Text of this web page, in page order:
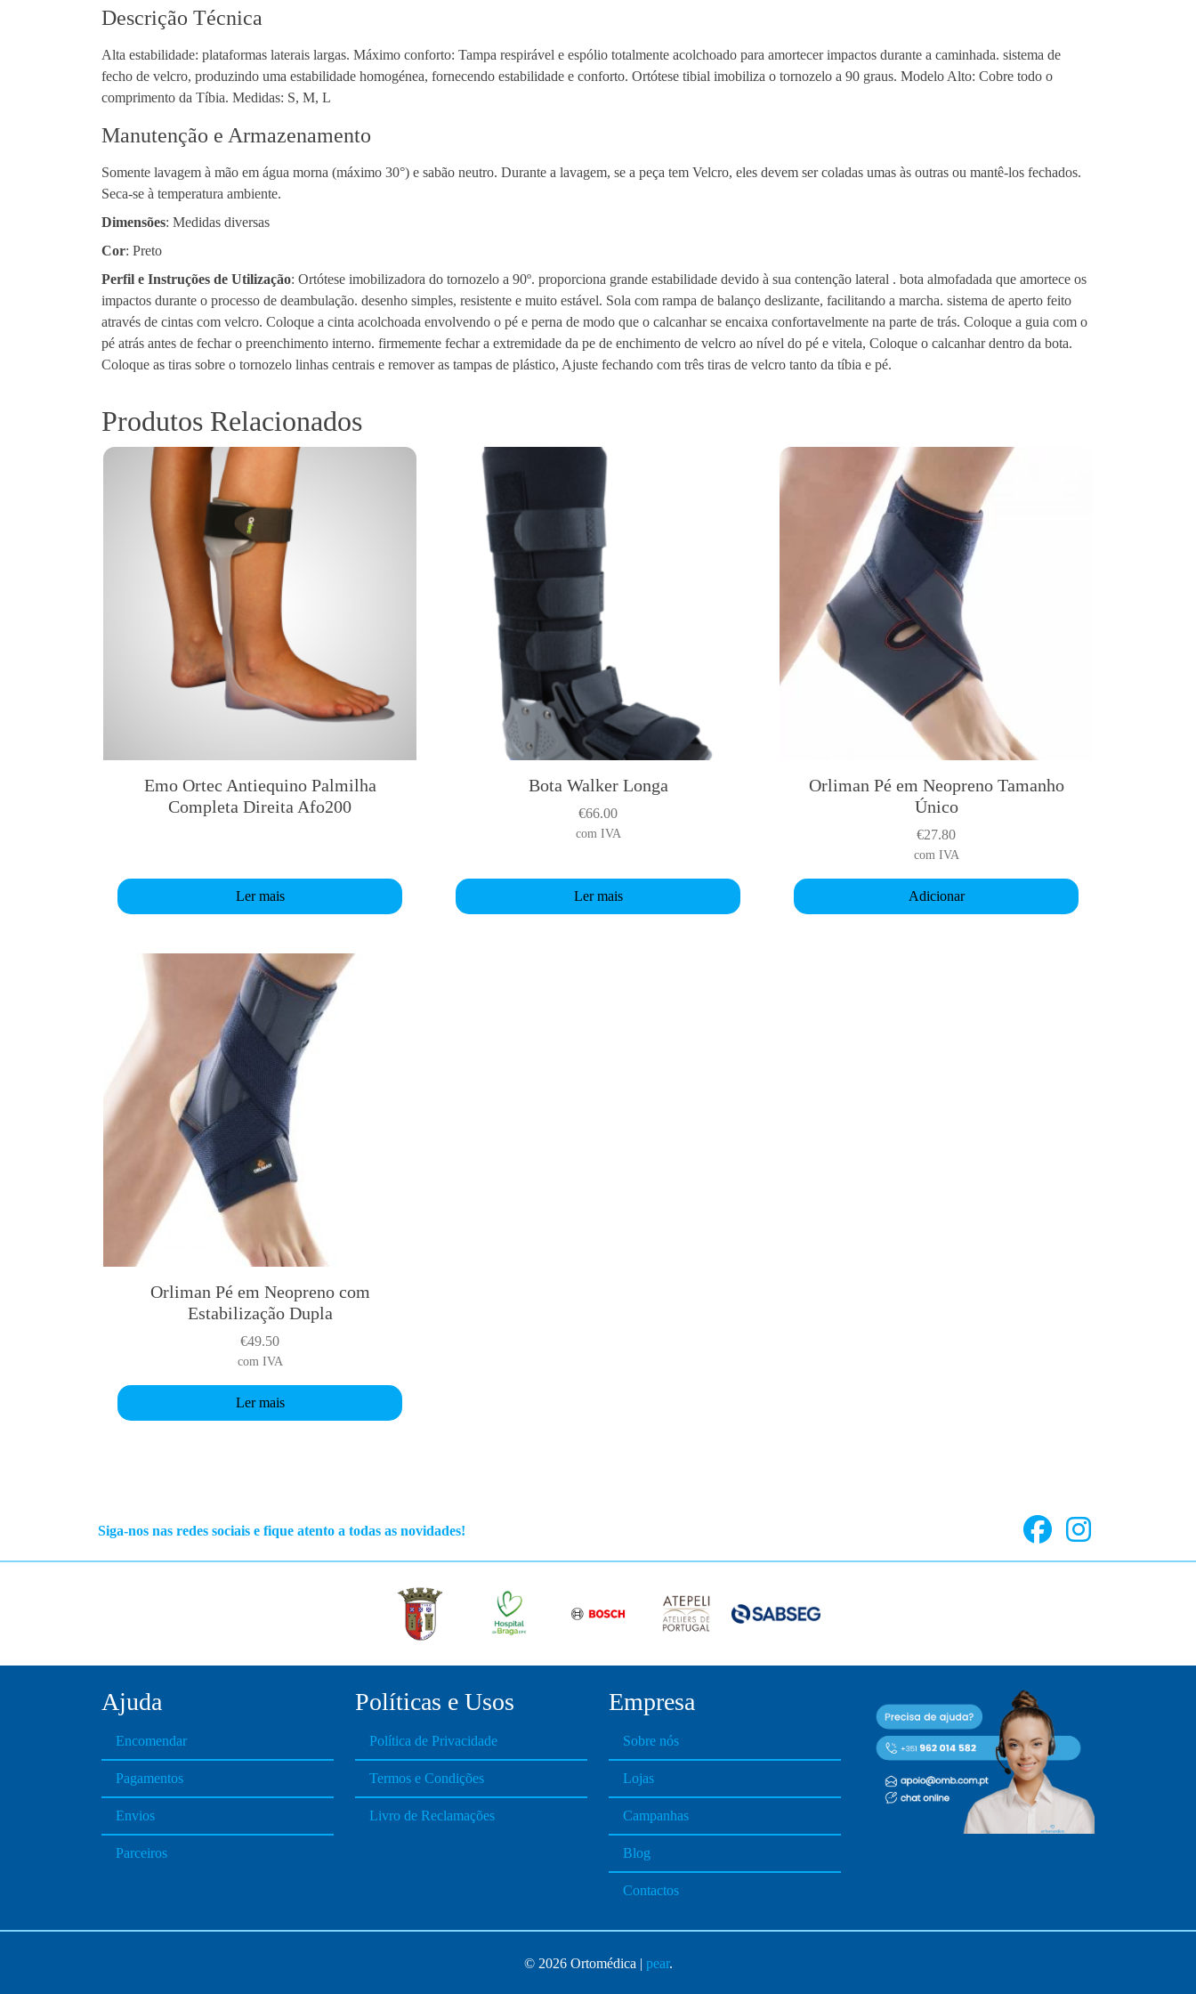
L
W
1
1
0
Descrição Técnica
Alta estabilidade: plataformas laterais largas. Máximo conforto: Tampa respirável e espólio totalmente acolchoado para amortecer impactos durante a caminhada. sistema de
fecho de velcro, produzindo uma estabilidade homogénea, fornecendo estabilidade e conforto. Ortótese tibial imobiliza o tornozelo a 90 graus. Modelo Alto: Cobre todo o
comprimento da Tíbia. Medidas: S, M, L
Manutenção e Armazenamento
Somente lavagem à mão em água morna (máximo 30°) e sabão neutro. Durante a lavagem, se a peça tem Velcro, eles devem ser coladas umas às outras ou mantê-los fechados.
Seca-se à temperatura ambiente.
Dimensões: Medidas diversas
Cor: Preto
Perfil e Instruções de Utilização: Ortótese imobilizadora do tornozelo a 90º. proporciona grande estabilidade devido à sua contenção lateral . bota almofadada que amortece os
impactos durante o processo de deambulação. desenho simples, resistente e muito estável. Sola com rampa de balanço deslizante, facilitando a marcha. sistema de aperto feito
através de cintas com velcro. Coloque a cinta acolchoada envolvendo o pé e perna de modo que o calcanhar se encaixa confortavelmente na parte de trás. Coloque a guia com o
pé atrás antes de fechar o preenchimento interno. firmemente fechar a extremidade da pe de enchimento de velcro ao nível do pé e vitela, Coloque o calcanhar dentro da bota.
Coloque as tiras sobre o tornozelo linhas centrais e remover as tampas de plástico, Ajuste fechando com três tiras de velcro tanto da tíbia e pé.
Produtos Relacionados
Emo Ortec Antiequino Palmilha
Completa Direita Afo200
Ler mais
Bota Walker Longa
€66.00
com IVA
Ler mais
Orliman Pé em Neopreno Tamanho
Único
€27.80
com IVA
Adicionar
Orliman Pé em Neopreno com
Estabilização Dupla
€49.50
com IVA
Ler mais
Siga-nos nas redes sociais e fique atento a todas as novidades!
Ajuda
Encomendar
Pagamentos
Envios
Parceiros
Políticas e Usos
Política de Privacidade
Termos e Condições
Livro de Reclamações
Empresa
Sobre nós
Lojas
Campanhas
Blog
Contactos
© 2026 Ortomédica | pear.